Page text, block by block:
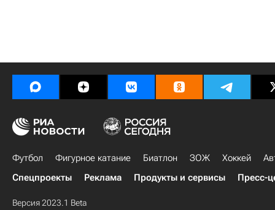
Футбол Фигурное катание Биатлон ЗОЖ Хоккей
Спецпроекты
Реклама Продукты и сервисы Пресс-
Версия 2023.1 Beta